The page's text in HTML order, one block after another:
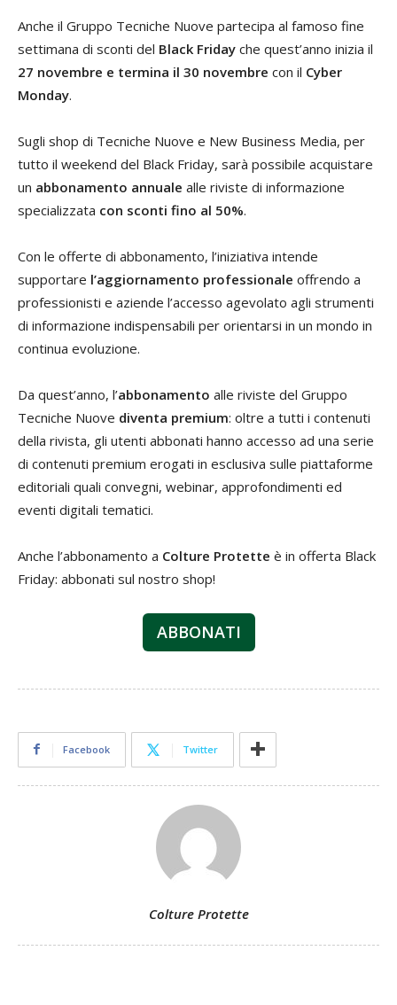
Anche il Gruppo Tecniche Nuove partecipa al famoso fine
settimana di sconti del Black Friday che quest’anno inizia il
27 novembre e termina il 30 novembre con il Cyber
Monday.
Sugli shop di Tecniche Nuove e New Business Media, per
tutto il weekend del Black Friday, sarà possibile acquistare
un abbonamento annuale alle riviste di informazione
specializzata con sconti fino al 50%.
Con le offerte di abbonamento, l’iniziativa intende
supportare l’aggiornamento professionale offrendo a
professionisti e aziende l’accesso agevolato agli strumenti
di informazione indispensabili per orientarsi in un mondo in
continua evoluzione.
Da quest’anno, l’abbonamento alle riviste del Gruppo
Tecniche Nuove diventa premium: oltre a tutti i contenuti
della rivista, gli utenti abbonati hanno accesso ad una serie
di contenuti premium erogati in esclusiva sulle piattaforme
editoriali quali convegni, webinar, approfondimenti ed
eventi digitali tematici.
Anche l’abbonamento a Colture Protette è in offerta Black
Friday: abbonati sul nostro shop!
ABBONATI
Facebook Twitter
Colture Protette